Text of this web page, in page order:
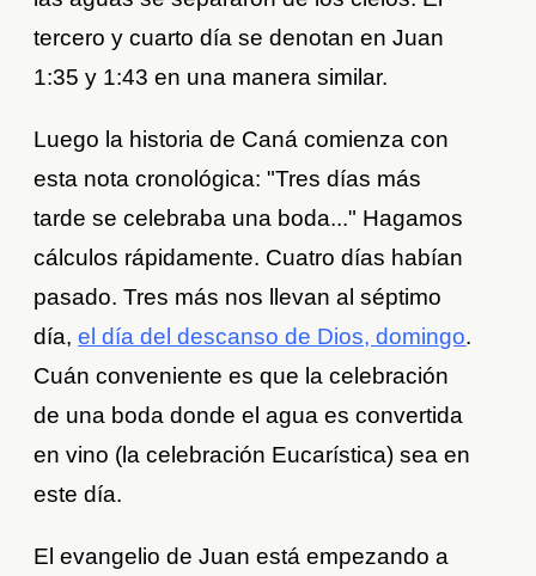
tercero y cuarto día se denotan en Juan
1:35 y 1:43 en una manera similar.
Luego la historia de Caná comienza con
esta nota cronológica: "Tres días más
tarde se celebraba una boda..." Hagamos
cálculos rápidamente. Cuatro días habían
pasado. Tres más nos llevan al séptimo
día,el día del descanso de Dios, domingo.
Cuán conveniente es que la celebración
de una boda donde el agua es convertida
en vino (la celebración Eucarística) sea en
este día.
El evangelio de Juan está empezando a